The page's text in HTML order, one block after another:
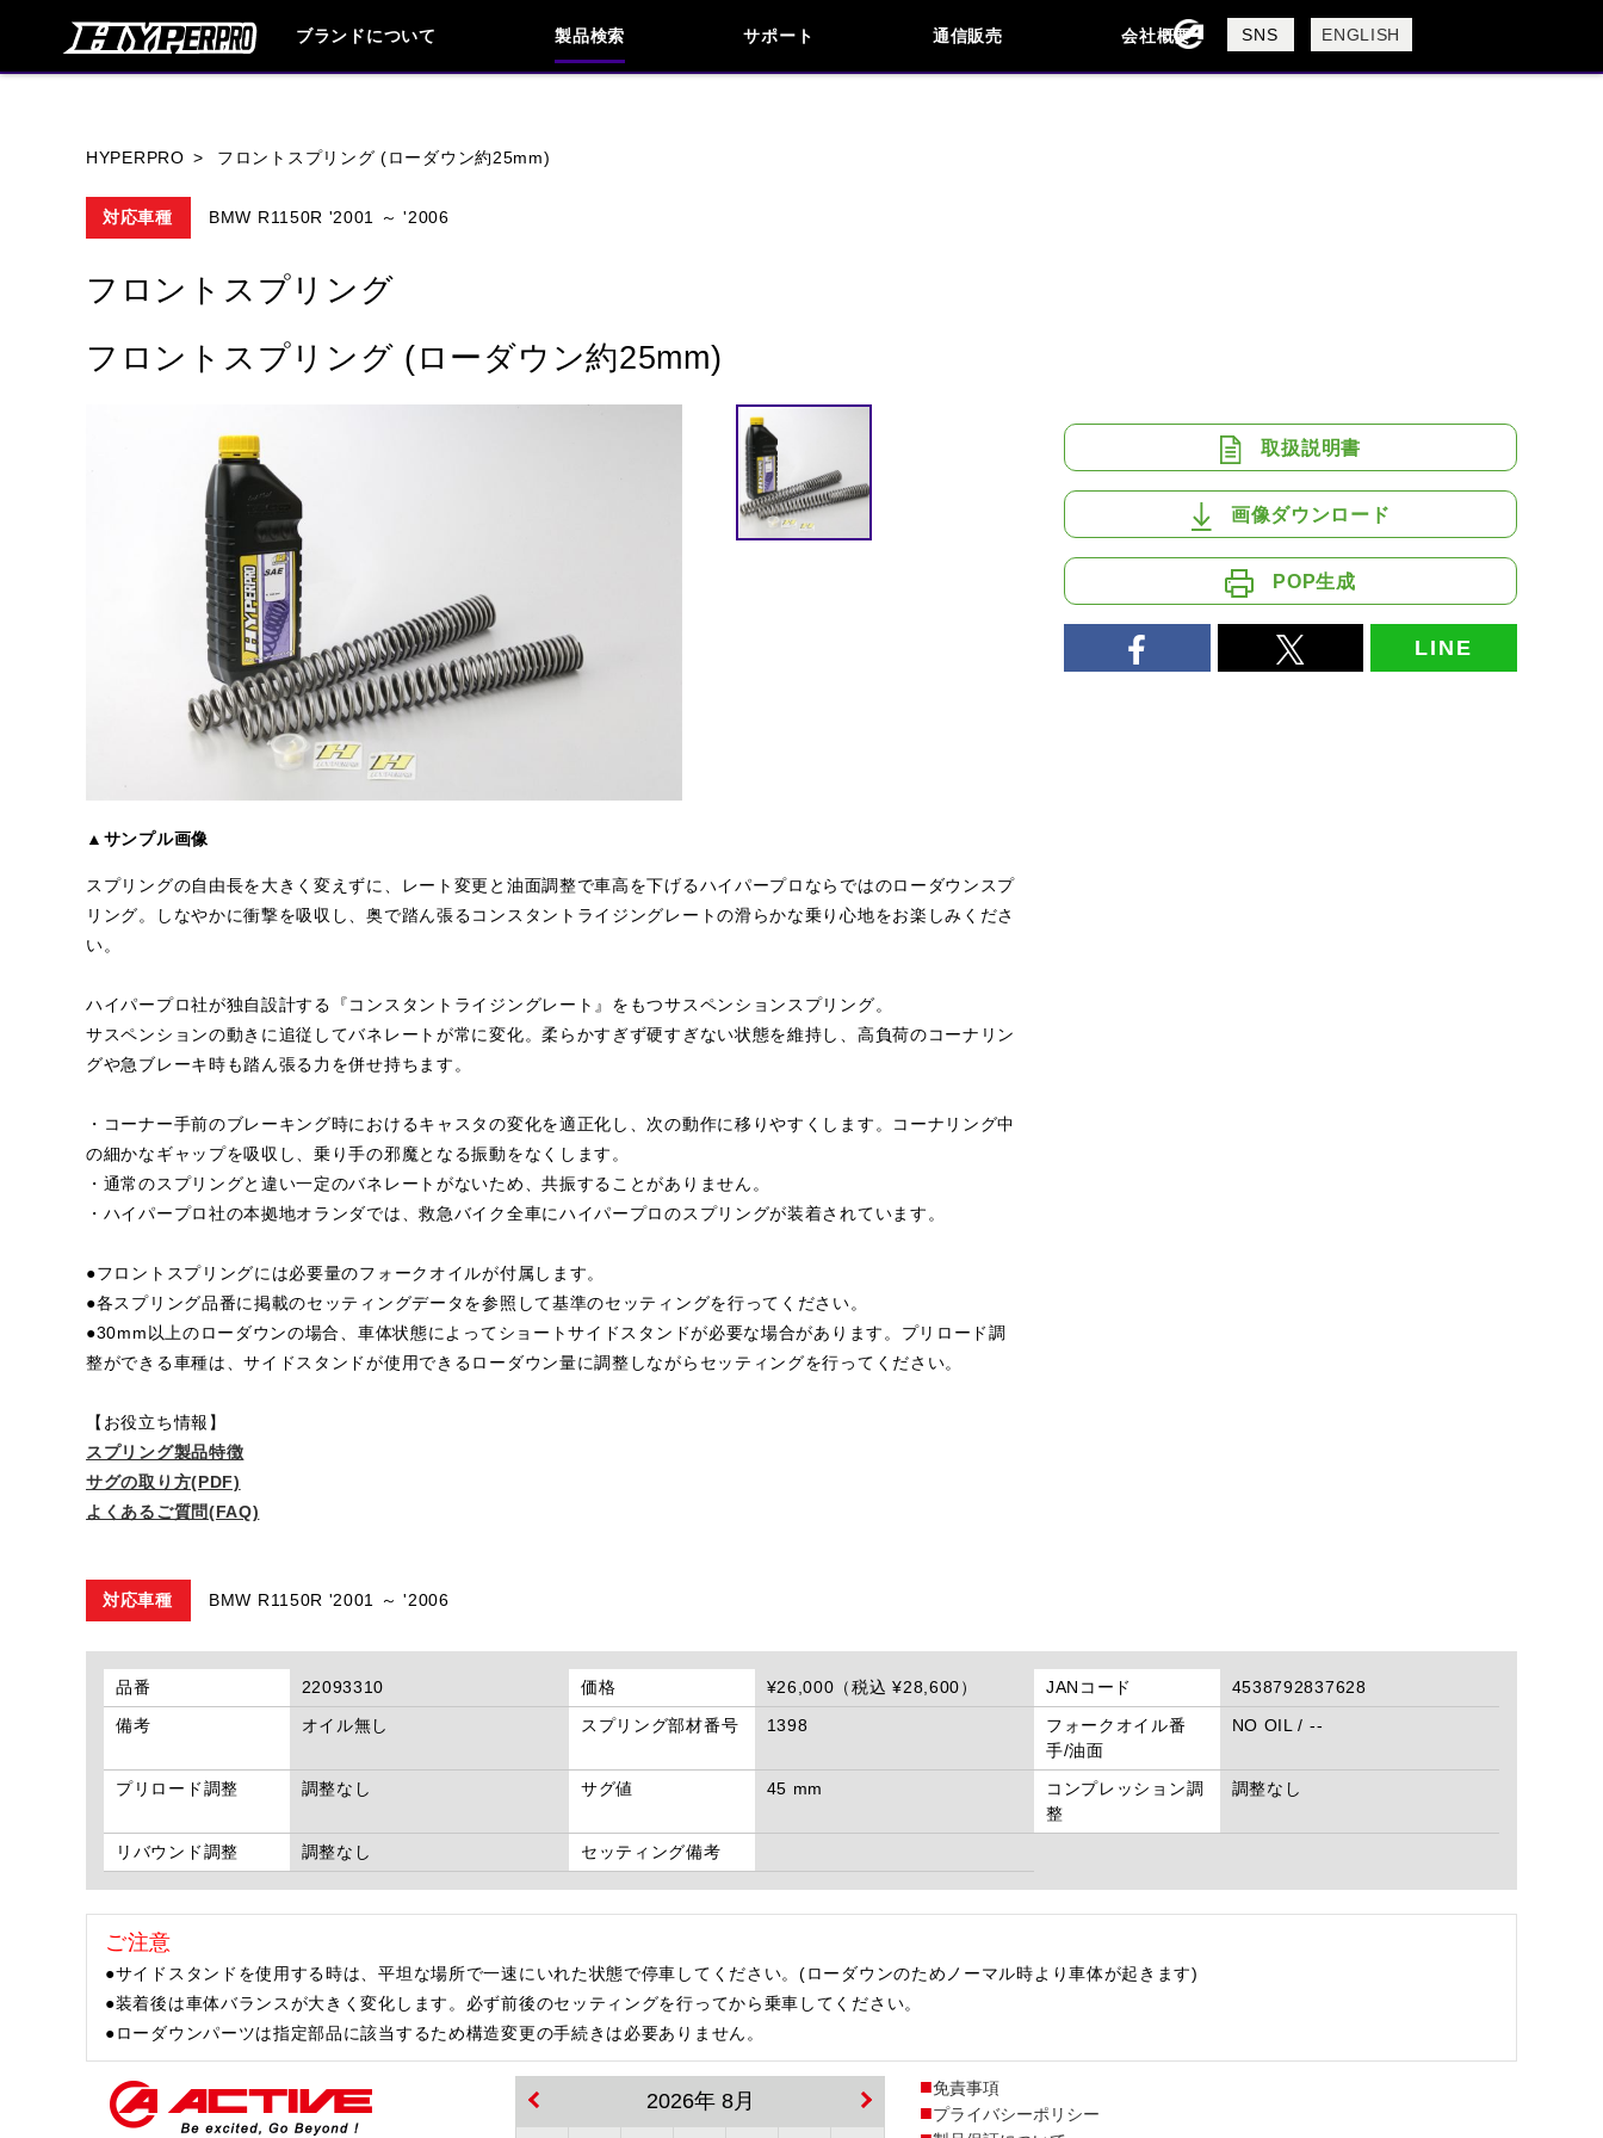
ブランドについて 製品検索 サポート
お問い合わせ
よくあるご質問
通信販売 会社概要
会社概要
採用情報
SNS ENGLISH
閉じる
HYPERPRO フロントスプリング (ローダウン約25mm)
対応車種 BMW R1150R '2001 ～ '2006
フロントスプリング
フロントスプリング (ローダウン約25mm)
▲サンプル画像
スプリングの自由長を大きく変えずに、レート変更と油面調整で車高を下げるハイパープロならではのローダウンスプ
リング。しなやかに衝撃を吸収し、奥で踏ん張るコンスタントライジングレートの滑らかな乗り心地をお楽しみくださ
い。
ハイパープロ社が独自設計する『コンスタントライジングレート』をもつサスペンションスプリング。
サスペンションの動きに追従してバネレートが常に変化。柔らかすぎず硬すぎない状態を維持し、高負荷のコーナリン
グや急ブレーキ時も踏ん張る力を併せ持ちます。
・コーナー手前のブレーキング時におけるキャスタの変化を適正化し、次の動作に移りやすくします。コーナリング中
の細かなギャップを吸収し、乗り手の邪魔となる振動をなくします。
・通常のスプリングと違い一定のバネレートがないため、共振することがありません。
・ハイパープロ社の本拠地オランダでは、救急バイク全車にハイパープロのスプリングが装着されています。
●フロントスプリングには必要量のフォークオイルが付属します。
●各スプリング品番に掲載のセッティングデータを参照して基準のセッティングを行ってください。
●30mm以上のローダウンの場合、車体状態によってショートサイドスタンドが必要な場合があります。プリロード調
整ができる車種は、サイドスタンドが使用できるローダウン量に調整しながらセッティングを行ってください。
【お役立ち情報】
スプリング製品特徴
サグの取り方(PDF)
よくあるご質問(FAQ)
取扱説明書
画像ダウンロード
POP生成
LINE
対応車種 BMW R1150R '2001 ～ '2006
品番 22093310 価格 ¥26,000（税込 ¥28,600） JANコード
4538792837628
備考
オイル無し スプリング部材番号 1398
フォークオイル番
手/油面
NO OIL / --
プリロード調整 調整なし サグ値 45 mm
コンプレッション調
整
調整なし
リバウンド調整 調整なし セッティング備考
ご注意
●サイドスタンドを使用する時は、平坦な場所で一速にいれた状態で停車してください。(ローダウンのためノーマル時より車体が起きます)
●装着後は車体バランスが大きく変化します。必ず前後のセッティングを行ってから乗車してください。
●ローダウンパーツは指定部品に該当するため構造変更の手続きは必要ありません。
2026年 8月
免責事項
プライバシーポリシー